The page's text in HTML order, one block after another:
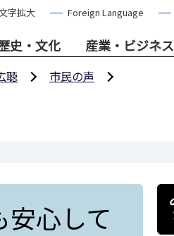
字拡大 Foreign Language
史・文化 産業・ビジネス
聴
市民の声
心して